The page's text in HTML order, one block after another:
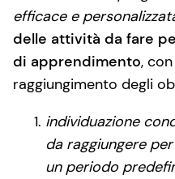
efficace e
delle attività da fare
di apprendimento,
raggiungimento degli
individuazione
da raggiungere
un periodo